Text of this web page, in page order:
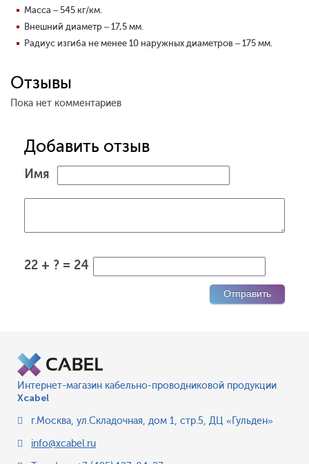
Масса – 545 кг/км.
Внешний диаметр – 17,5 мм.
Радиус изгиба не менее 10 наружных диаметров – 175 мм.
Отзывы
Пока нет комментариев
Добавить отзыв
Имя
22 + ? = 24
Интернет-магазин кабельно-проводниковой продукции
Xcabel
г.Москва, ул.Складочная, дом 1, стр.5, ДЦ «Гульден»
info@xcabel.ru